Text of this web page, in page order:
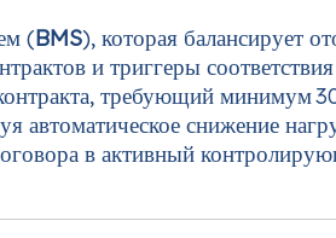
(BMS), которая балансирует
и триггеры
требующий минимум
снижение
в активный